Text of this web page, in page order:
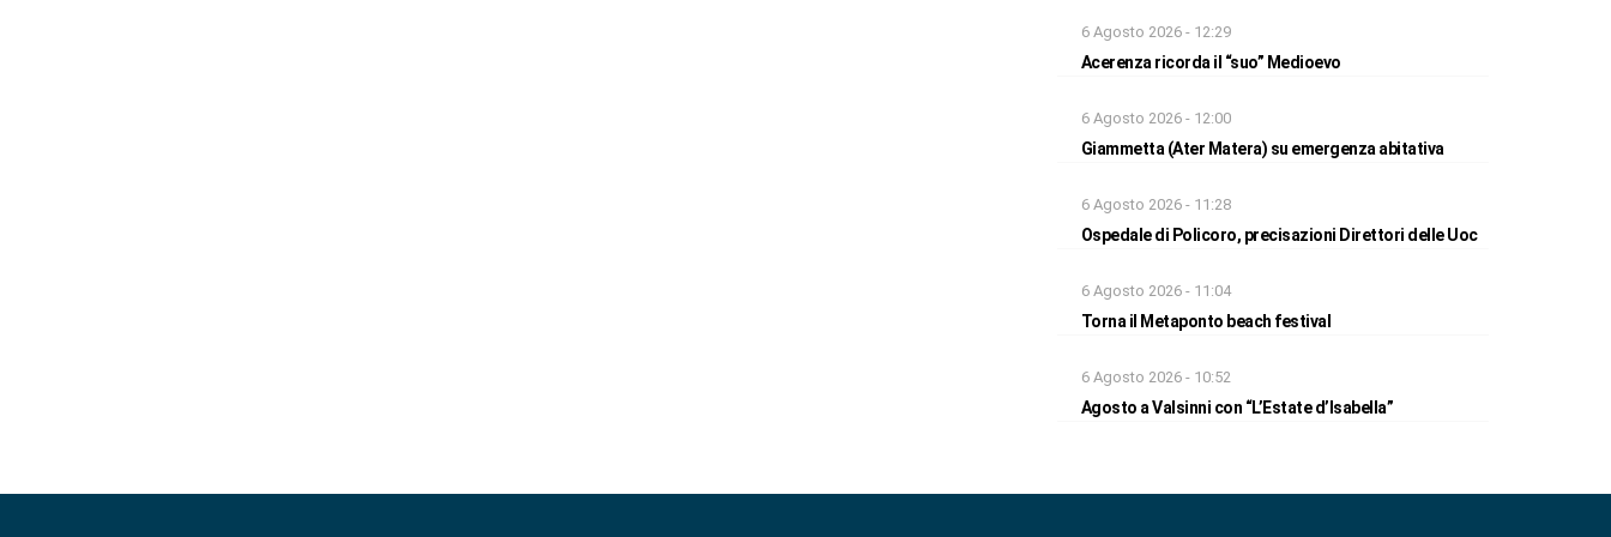
6 Agosto 2026 - 12:29
Acerenza ricorda il “suo” Medioevo
6 Agosto 2026 - 12:00
Giammetta (Ater Matera) su emergenza abitativa
6 Agosto 2026 - 11:28
Ospedale di Policoro, precisazioni Direttori delle Uoc
6 Agosto 2026 - 11:04
Torna il Metaponto beach festival
6 Agosto 2026 - 10:52
Agosto a Valsinni con “L’Estate d’Isabella”